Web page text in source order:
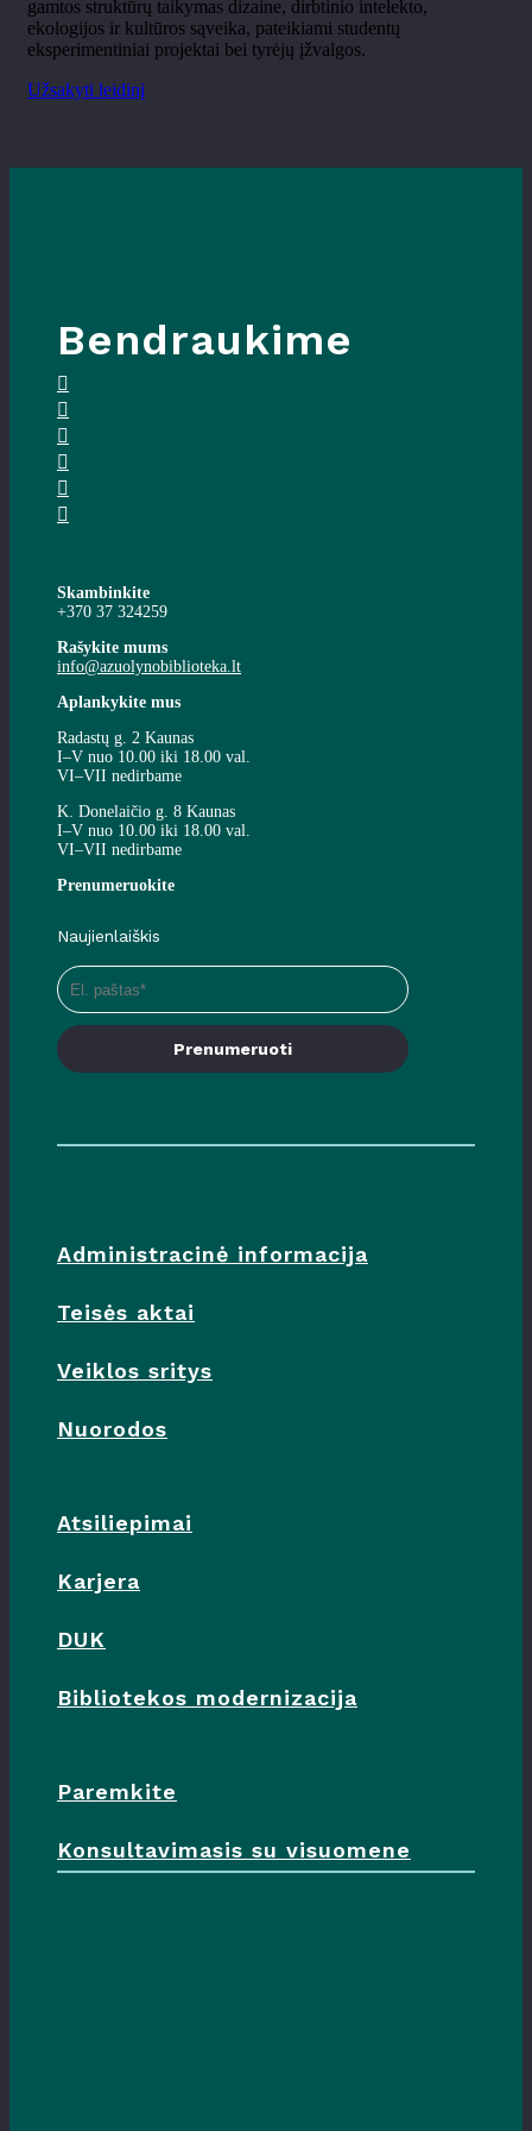
gamtos struktūrų taikymas dizaine, dirbtinio intelekto,
ekologijos ir kultūros sąveika, pateikiami studentų
eksperimentiniai projektai bei tyrėjų įžvalgos.
Užsakyti leidinį
Bendraukime
Skambinkite
+370 37 324259
Rašykite mums
info@azuolynobiblioteka.lt
Aplankykite mus
Radastų g. 2 Kaunas
I–V nuo 10.00 iki 18.00 val.
VI–VII nedirbame
K. Donelaičio g. 8 Kaunas
I–V nuo 10.00 iki 18.00 val.
VI–VII nedirbame
Prenumeruokite
Naujienlaiškis
Prenumeruoti
Administracinė informacija
Teisės aktai
Veiklos sritys
Nuorodos
Atsiliepimai
Karjera
DUK
Bibliotekos modernizacija
Paremkite
Konsultavimasis su visuomene